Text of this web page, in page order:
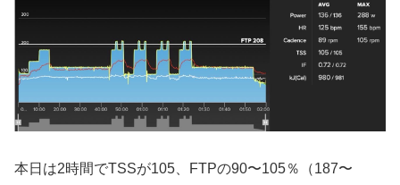
本日は2時間でTSSが105、FTPの90〜105％（187〜